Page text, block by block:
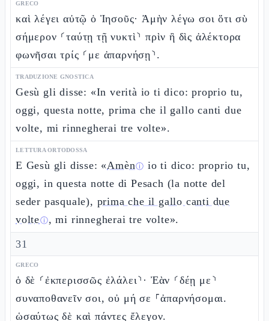
GRECO
καὶ λέγει αὐτῷ ὁ Ἰησοῦς· Ἀμὴν λέγω σοι ὅτι σὺ
σήμερον ⸂ταύτῃ τῇ νυκτὶ⸃ πρὶν ἢ δὶς ἀλέκτορα
φωνῆσαι τρίς ⸂με ἀπαρνήσῃ⸃.
TRADUZIONE GNOSTICA
Gesù gli disse: «In verità io ti dico: proprio tu,
oggi, questa notte, prima che il gallo canti due
volte, mi rinnegherai tre volte».
LETTURA ORTODOSSA
E Gesù gli disse: «Amènⓘ io ti dico: proprio tu,
oggi, in questa notte di Pesach (la notte del
seder pasquale), prima che il gallo canti due
volteⓘ, mi rinnegherai tre volte».
31
GRECO
ὁ δὲ ⸂ἐκπερισσῶς ἐλάλει⸃· Ἐὰν ⸂δέῃ με⸃
συναποθανεῖν σοι, οὐ μή σε ⸀ἀπαρνήσομαι.
ὡσαύτως δὲ καὶ πάντες ἔλεγον.